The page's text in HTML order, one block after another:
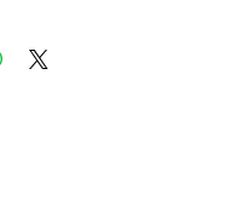
Fans（反對粉絲），受
絕非偶然。